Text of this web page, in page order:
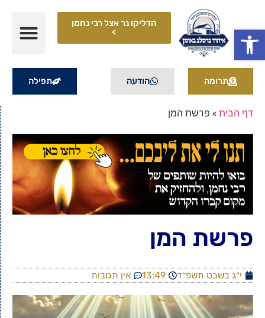
פתח סרגל נגישות
הדליקו נר אצל רבי נחמן
>
תרומה הודעה תפילה
דף הבית» פרשת המן
פרשת המן
י״ג בשבט תשפ״ד 13:49 אין תגובות